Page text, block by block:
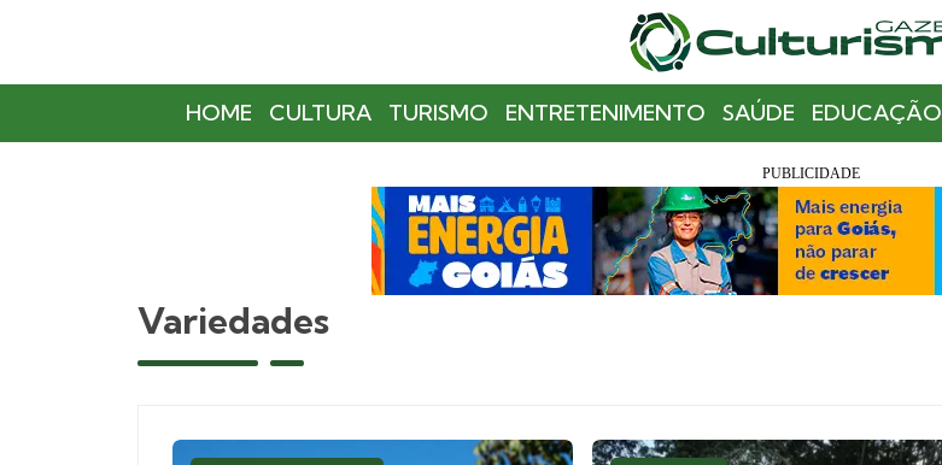
HOME CULTURA TURISMO ENTRETENIMENTO SAÚDE EDUCAÇÃO
Variedades